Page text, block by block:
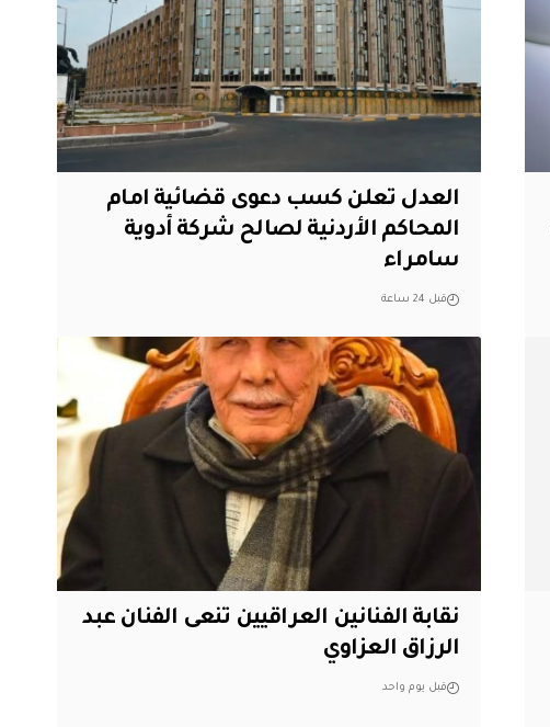
العدل تعلن كسب دعوى قضائية امام
المحاكم الأردنية لصالح شركة أدوية
سامراء
قبل 24 ساعة
نقابة الفنانين العراقيين تنعى الفنان عبد
الرزاق العزاوي
قبل يوم واحد